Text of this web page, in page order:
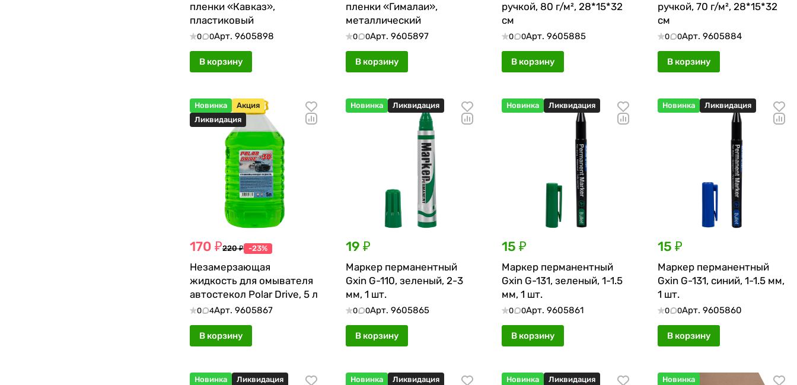
пленки «Кавказ»,
пластиковый
0 0Арт. 9605898
В корзину
пленки «Гималаи»,
металлический
0 0Арт. 9605897
В корзину
ручкой, 80 г/м², 28*15*32
см
0 0Арт. 9605885
В корзину
ручкой, 70 г/м², 28*15*32
см
0 0Арт. 9605884
В корзину
Новинка
Акция
Ликвидация
170 ₽220 ₽ -23%
Незамерзающая
жидкость для омывателя
автостекол Polar Drive, 5 л
0 4Арт. 9605867
В корзину
Новинка Ликвидация
19 ₽
Маркер перманентный
Gxin G-110, зеленый, 2-3
мм, 1 шт.
0 0Арт. 9605865
В корзину
Новинка Ликвидация
15 ₽
Маркер перманентный
Gxin G-131, зеленый, 1-1.5
мм, 1 шт.
0 0Арт. 9605861
В корзину
Новинка Ликвидация
15 ₽
Маркер перманентный
Gxin G-131, синий, 1-1.5 мм,
1 шт.
0 0Арт. 9605860
В корзину
Новинка Ликвидация Новинка Ликвидация Новинка Ликвидация Новинка